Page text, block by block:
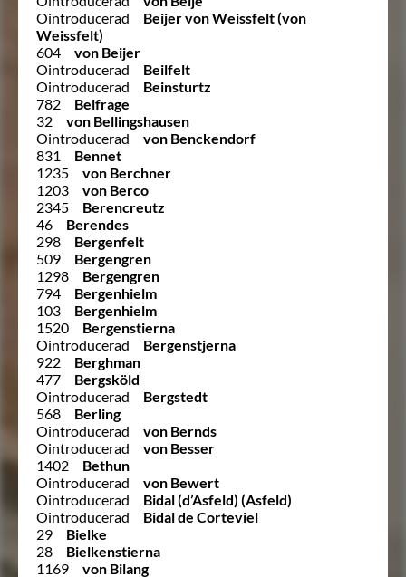
Ointroducerad
Beijer von Weissfelt (von
Weissfelt)
604
von Beijer
Ointroducerad
Beilfelt
Ointroducerad
Beinsturtz
782
Belfrage
32
von Bellingshausen
Ointroducerad
von Benckendorf
831
Bennet
1235
von Berchner
1203
von Berco
2345
Berencreutz
46
Berendes
298
Bergenfelt
509
Bergengren
1298
Bergengren
794
Bergenhielm
103
Bergenhielm
1520
Bergenstierna
Ointroducerad
Bergenstjerna
922
Berghman
477
Bergsköld
Ointroducerad
Bergstedt
568
Berling
Ointroducerad
von Bernds
Ointroducerad
von Besser
1402
Bethun
Ointroducerad
von Bewert
Ointroducerad
Bidal (d’Asfeld) (Asfeld)
Ointroducerad
Bidal de Corteviel
29
Bielke
28
Bielkenstierna
1169
von Bilang